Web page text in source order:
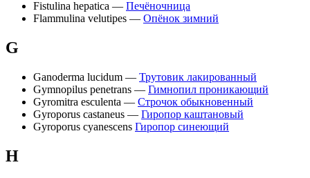
Fistulina hepatica — Печёночница
Flammulina velutipes — Опёнок зимний
G
Ganoderma lucidum — Трутовик лакированный
Gymnopilus penetrans — Гимнопил проникающий
Gyromitra esculenta — Строчок обыкновенный
Gyroporus castaneus — Гиропор каштановый
Gyroporus cyanescens Гиропор синеющий
H